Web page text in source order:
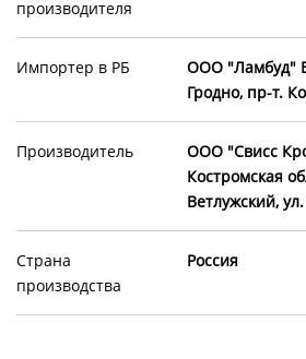
производителя
Импортер в РБ
OOO "Ламбуд"
Гродно, пр-т.
Производитель
ООО "Свисс
Костромская
Ветлужский,
Страна
производства
Россия